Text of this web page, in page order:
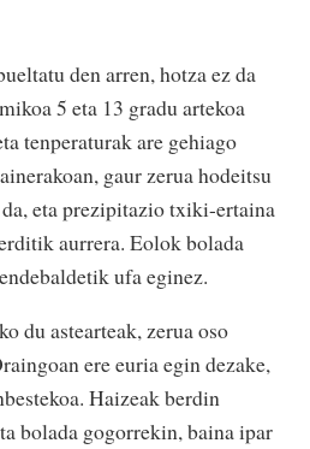
den arren, hotza ez da
5 eta 13 gradu artekoa
tenperaturak are gehiago
gaur zerua hodeitsu
eta prezipitazio txiki-ertaina
aurrera. Eolok bolada
ufa eginez.
du astearteak, zerua oso
ere euria egin dezake,
Haizeak berdin
bolada gogorrekin, baina ipar